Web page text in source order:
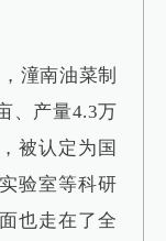
潼南油菜制
、产量4.3万
被认定为国
验室等科研
也走在了全